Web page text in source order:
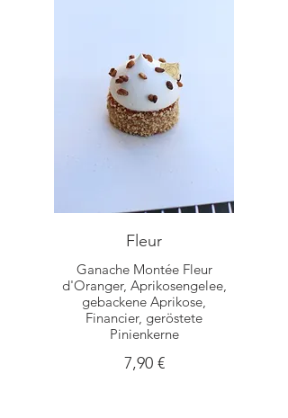
Fleur
Ganache Montée Fleur
d'Oranger, Aprikosengelee,
gebackene Aprikose,
Financier, geröstete
Pinienkerne
7,90 €